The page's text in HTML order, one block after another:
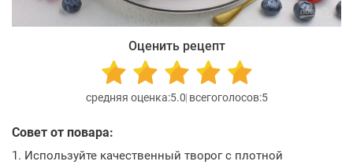
Оценить рецепт
5.0 5
Совет от повара:
1. Используйте качественный творог с плотной